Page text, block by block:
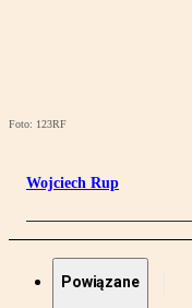
Foto: 123RF
Wojciech Rup
Powiązane